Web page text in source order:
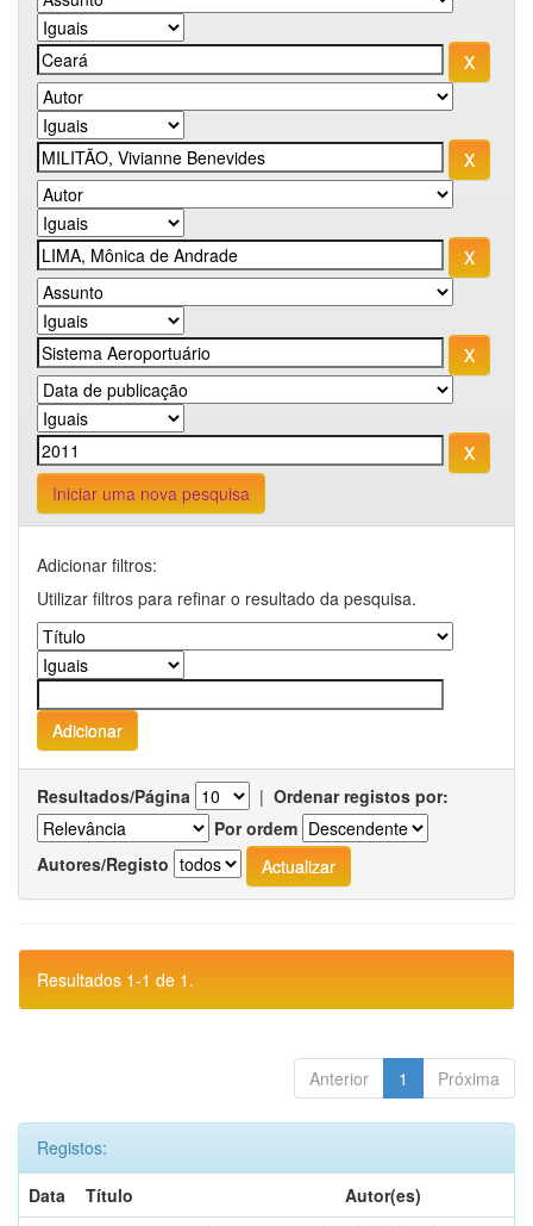
Iniciar uma nova pesquisa
Adicionar filtros:
Utilizar filtros para refinar o resultado da pesquisa.
Resultados/Página | Ordenar registos por:
Por ordem
Autores/Registo
Resultados 1-1 de 1.
Anterior 1 Próxima
Registos:
Data
Título
Autor(es)